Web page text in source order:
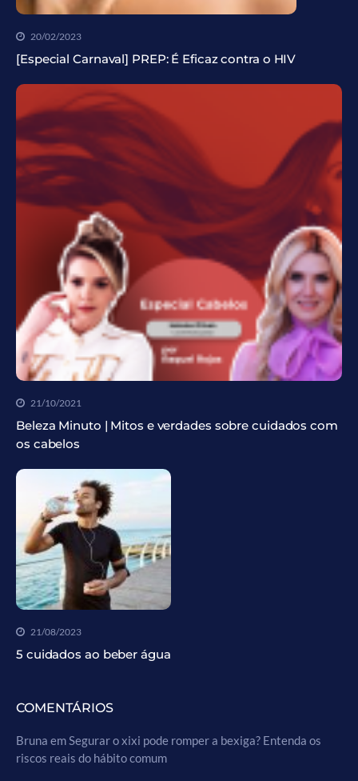
20/02/2023
[Especial Carnaval] PREP: É Eficaz contra o HIV
21/10/2021
Beleza Minuto | Mitos e verdades sobre cuidados com
os cabelos
21/08/2023
5 cuidados ao beber água
COMENTÁRIOS
Bruna emSegurar o xixi pode romper a bexiga? Entenda os
riscos reais do hábito comum